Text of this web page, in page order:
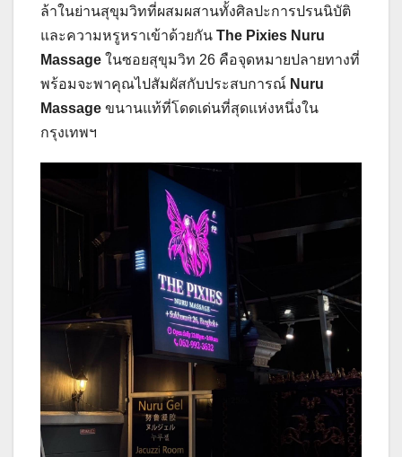
ล้าในย่านสุขุมวิทที่ผสมผสานทั้งศิลปะการปรนนิบัติ
และความหรูหราเข้าด้วยกัน The Pixies Nuru
Massage ในซอยสุขุมวิท 26 คือจุดหมายปลายทางที่
พร้อมจะพาคุณไปสัมผัสกับประสบการณ์ Nuru
Massage ขนานแท้ที่โดดเด่นที่สุดแห่งหนึ่งใน
กรุงเทพฯ